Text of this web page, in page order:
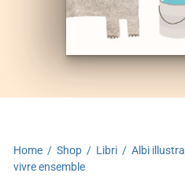
Home / Shop / Libri / Albi
vivre ensemble